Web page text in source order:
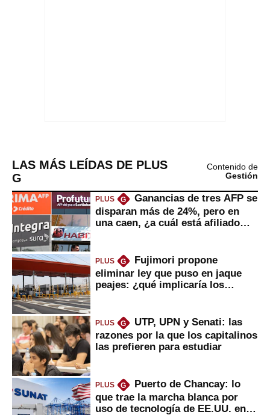
LAS MÁS LEÍDAS DE PLUS
G
Contenido de
Gestión
PLUS G
Ganancias de tres AFP se
disparan más de 24%, pero en
una caen, ¿a cuál está afiliado
PLUS G
Fujimori propone
eliminar ley que puso en jaque
peajes: ¿qué implicaría los
PLUS G
UTP, UPN y Senati: las
razones por la que los capitalinos
las prefieren para estudiar
PLUS G
Puerto de Chancay: lo
que trae la marcha blanca por
uso de tecnología de EE.UU. en